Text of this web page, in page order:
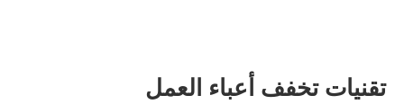
تقنيات تخفف أعباء العمل